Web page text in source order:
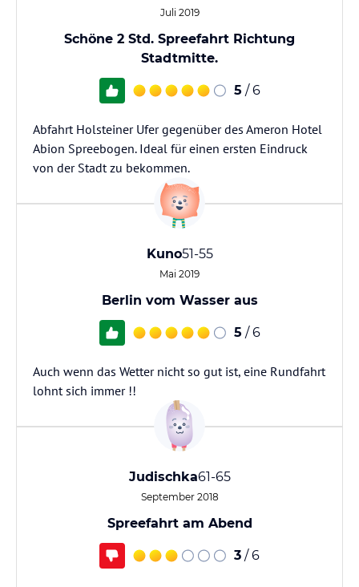
Juli 2019
Schöne 2 Std. Spreefahrt Richtung
Stadtmitte.
5 / 6
Abfahrt Holsteiner Ufer gegenüber des Ameron Hotel
Abion Spreebogen. Ideal für einen ersten Eindruck
von der Stadt zu bekommen.
Kuno51-55
Mai 2019
Berlin vom Wasser aus
5 / 6
Auch wenn das Wetter nicht so gut ist, eine Rundfahrt
lohnt sich immer !!
Judischka61-65
September 2018
Spreefahrt am Abend
3 / 6